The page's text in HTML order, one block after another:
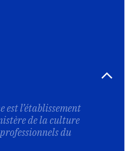
l’établissement
de la culture
du